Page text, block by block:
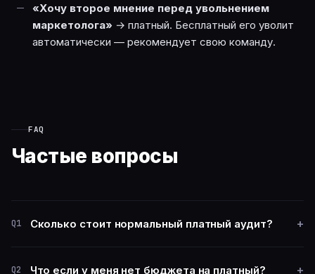
«Хочу второе мнение перед увольнением
маркетолога» → платный. Бесплатный его уволит
автоматически — рекомендует свою команду.
FAQ
Частые вопросы
Q1 Сколько стоит нормальный платный аудит? +
Q2 Что если у меня нет бюджета на платный? +